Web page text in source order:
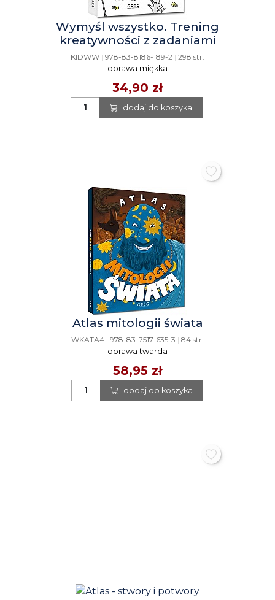
Wymyśl wszystko. Trening
kreatywności z zadaniami
KIDWW | 978-83-8186-189-2 | 298 str.
oprawa miękka
34,90 zł
dodaj do koszyka
Atlas mitologii świata
WKATA4 | 978-83-7517-635-3 | 84 str.
oprawa twarda
58,95 zł
dodaj do koszyka